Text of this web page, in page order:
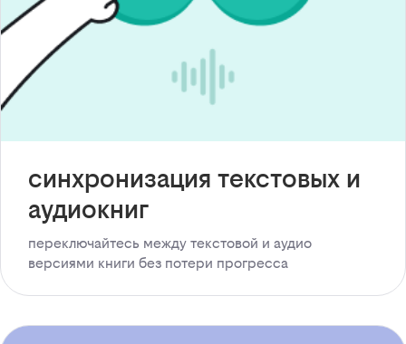
синхронизация текстовых и
аудиокниг
переключайтесь между текстовой и аудио
версиями книги без потери прогресса